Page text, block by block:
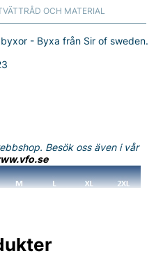
- Byxa från Sir of sweden.
Besök oss även i vår
OCH MATERIAL